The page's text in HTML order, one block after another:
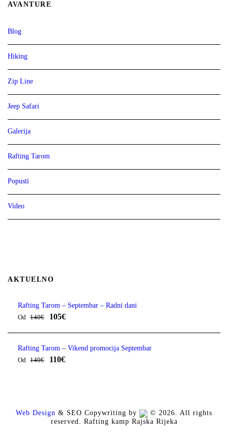
AVANTURE
Blog
Hiking
Zip Line
Jeep Safari
Galerija
Rafting Tarom
Popusti
Video
AKTUELNO
Rafting Tarom – Septembar – Radni dani
Od 140€ 105€
Rafting Tarom – Vikend promocija Septembar
Od 140€ 110€
Web Design & SEO Copywriting by
© 2026. All rights
reserved. Rafting kamp Rajska Rijeka